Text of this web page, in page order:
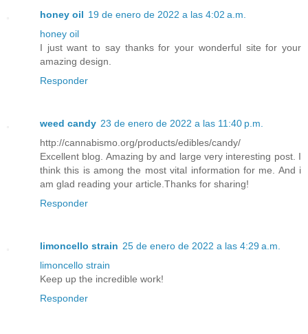
honey oil 19 de enero de 2022 a las 4:02 a.m.
honey oil
I just want to say thanks for your wonderful site for your
amazing design.
Responder
weed candy 23 de enero de 2022 a las 11:40 p.m.
http://cannabismo.org/products/edibles/candy/
Excellent blog. Amazing by and large very interesting post. I
think this is among the most vital information for me. And i
am glad reading your article.Thanks for sharing!
Responder
limoncello strain 25 de enero de 2022 a las 4:29 a.m.
limoncello strain
Keep up the incredible work!
Responder